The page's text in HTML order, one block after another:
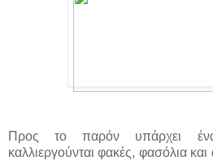
Προς το παρόν υπάρχει
καλλιεργούνται φακές, φασόλια